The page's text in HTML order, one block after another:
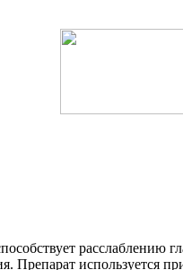
расслаблению
используется